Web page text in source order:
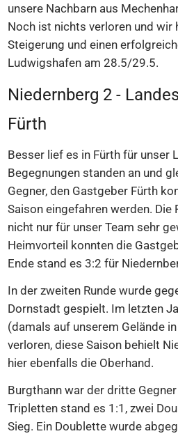
unsere Nachbarn aus
Noch ist nichts verloren und wir
Steigerung und einen
Ludwigshafen am 28.5/29.5.
Niedernberg 2 -
Fürth
Besser lief es in Fürth für unser
Begegnungen standen an und
Gegner, den Gastgeber Fürth
Saison eingefahren werden. Die
nicht nur für unser Team sehr
Heimvorteil konnten die
Ende stand es 3:2 für
In der zweiten Runde wurde
Dornstadt gespielt. Im letzten
(damals auf unserem Gelände
verloren, diese Saison behielt
hier ebenfalls die Oberhand.
Burgthann war der dritte
Tripletten stand es 1:1, zwei
Sieg. Ein Doublette wurde